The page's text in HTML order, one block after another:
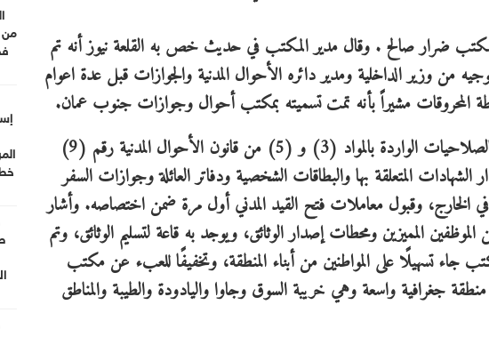
المكتب ضرار صالح . وقال مدير المكتب في حديث خص به القلعة نيوز أنه تم
وزير الداخلية ومدير دائره الأحوال المدنية والجوازات قبل عدة اعوام
المحروقات مشيراً بأنه تمت تسميته بمكتب أحوال وجوازات جنوب عمان.
وأضاف مدير المكتب ضرار صالح أن المكتب خوّل بالصلاحيات الواردة بالمواد (3) و (5) من قانون الأحوال المدنية رقم (9)
الشهادات المتعلقة بها والبطاقات الشخصية ودفاتر العائلة وجوازات السفر
في الخارج، وقبول معاملات فتح القيد المدني أول مرة ضمن اختصاصه. وأشار
المميزين ومحطات إصدار الوثائق، ويوجد به قاعة لتسليم الوثائق، وتم
جاء تسهيلًا على المواطنين من أبناء المنطقة، وتخفيفًا للعبء عن مكتب
جغرافية واسعة وهي خريبة السوق وجاوا واليادودة والطيبة والمناطق